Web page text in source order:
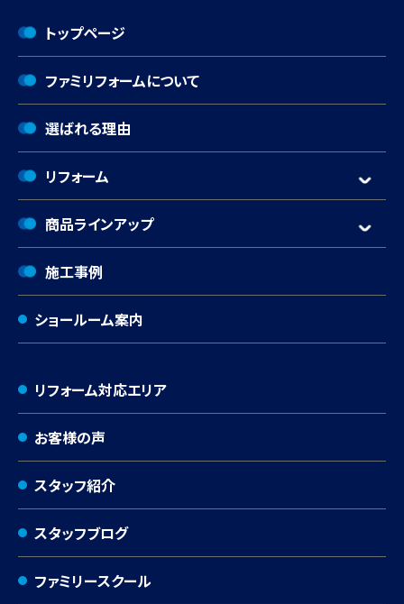
トップページ
ファミリフォームについて
選ばれる理由
リフォーム
商品ラインアップ
施工事例
ショールーム案内
リフォーム対応エリア
お客様の声
スタッフ紹介
スタッフブログ
ファミリースクール